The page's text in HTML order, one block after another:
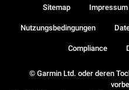
© Garmin Ltd. oder deren
Sitemap Impressum
Nutzungsbedingungen
Compliance